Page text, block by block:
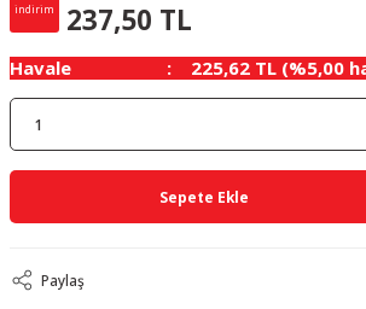
indirim 237,50 TL
Havale 225,62 TL (%5,00
Sepete Ekle
Paylaş